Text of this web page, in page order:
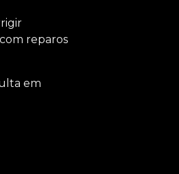
reparos
em